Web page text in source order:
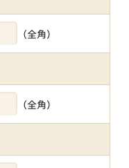
（全角）
（全角）